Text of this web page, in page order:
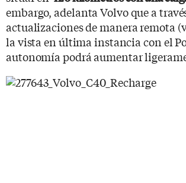
embargo, adelanta Volvo que a
actualizaciones de manera remota
la vista en última instancia con el
autonomía podrá aumentar